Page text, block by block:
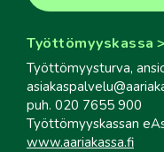
Työttömyyskassa
Työttömyysturva,
puh. 020 7655 900
Työttömyyskassan
www.aariakassa.fi